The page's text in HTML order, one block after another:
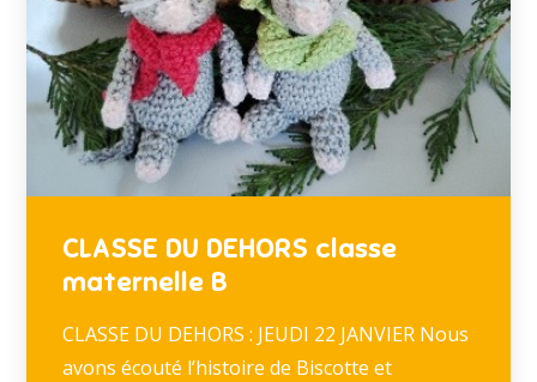
CLASSE DU DEHORS classe
maternelle B
CLASSE DU DEHORS : JEUDI 22 JANVIER Nous
avons écouté l’histoire de Biscotte et